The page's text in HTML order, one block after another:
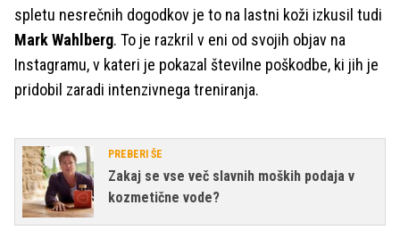
spletu nesrečnih dogodkov je to na lastni koži izkusil tudi
Mark Wahlberg. To je razkril v eni od svojih objav na
Instagramu, v kateri je pokazal številne poškodbe, ki jih je
pridobil zaradi intenzivnega treniranja.
PREBERI ŠE
Zakaj se vse več slavnih moških podaja v
kozmetične vode?